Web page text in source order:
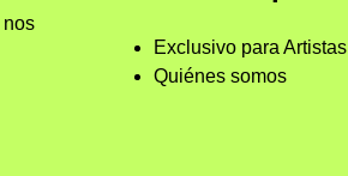
nos
Exclusivo para Artistas
Quiénes somos